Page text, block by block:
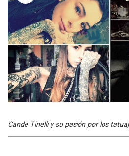
Cande Tinelli y su pasión por los